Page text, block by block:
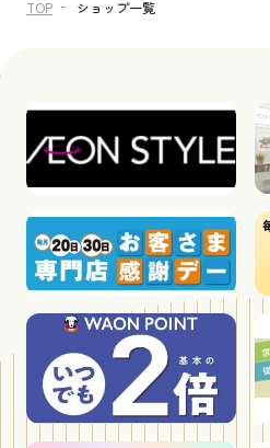
TOP ショップ一覧